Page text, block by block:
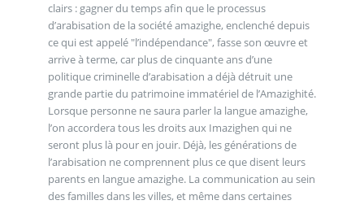
clairs : gagner du temps afin que le processus
d’arabisation de la société amazighe, enclenché depuis
ce qui est appelé "l’indépendance", fasse son œuvre et
arrive à terme, car plus de cinquante ans d’une
politique criminelle d’arabisation a déjà détruit une
grande partie du patrimoine immatériel de l’Amazighité.
Lorsque personne ne saura parler la langue amazighe,
l’on accordera tous les droits aux Imazighen qui ne
seront plus là pour en jouir. Déjà, les générations de
l’arabisation ne comprennent plus ce que disent leurs
parents en langue amazighe. La communication au sein
des familles dans les villes, et même dans certaines